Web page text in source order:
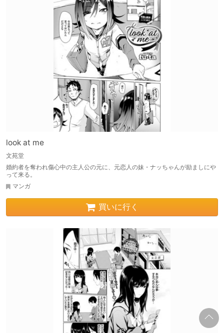
look at me
文苑堂
婚約者を奪われ傷心中の主人公の元に、元恋人の妹・ナッちゃんが励ましにや
って来る。
マンガ
買いに行く